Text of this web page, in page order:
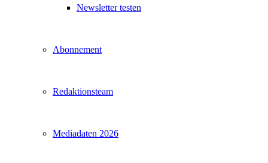
Newsletter testen
Abonnement
Redaktionsteam
Mediadaten 2026